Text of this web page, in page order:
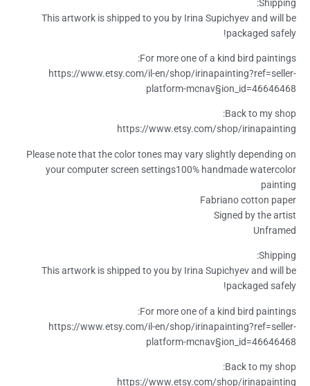
Shipping:
This artwork is shipped to you by Irina Supichyev and will be
packaged safely!
For more one of a kind bird paintings:
https://www.etsy.com/il-en/shop/irinapainting?ref=seller-
platform-mcnav§ion_id=46646468
Back to my shop:
https://www.etsy.com/shop/irinapainting
Please note that the color tones may vary slightly depending on
your computer screen settings100% handmade watercolor
painting
Fabriano cotton paper
Signed by the artist
Unframed
Shipping:
This artwork is shipped to you by Irina Supichyev and will be
packaged safely!
For more one of a kind bird paintings:
https://www.etsy.com/il-en/shop/irinapainting?ref=seller-
platform-mcnav§ion_id=46646468
Back to my shop:
https://www.etsy.com/shop/irinapainting